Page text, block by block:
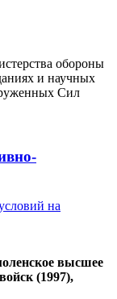
обороны
и научных
Сил
высшее
(1997),